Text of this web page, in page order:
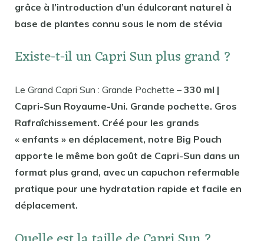
grâce à l’introduction d’un édulcorant naturel à
base de plantes connu sous le nom de stévia
Existe-t-il un Capri Sun plus grand ?
Le Grand Capri Sun : Grande Pochette – 330 ml |
Capri-Sun Royaume-Uni. Grande pochette. Gros
Rafraîchissement. Créé pour les grands
« enfants » en déplacement, notre Big Pouch
apporte le même bon goût de Capri-Sun dans un
format plus grand, avec un capuchon refermable
pratique pour une hydratation rapide et facile en
déplacement.